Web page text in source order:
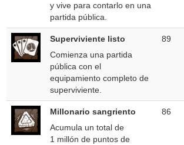
y vive para contarlo en una
partida pública.
Superviviente listo
Comienza una partida
pública con el
equipamiento completo de
superviviente.
89
Millonario sangriento
Acumula un total de
1 millón de puntos de
86